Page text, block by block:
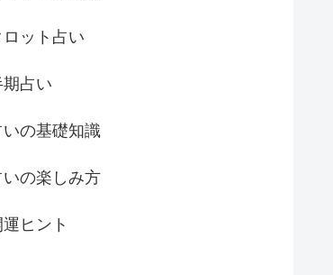
ロット占い
期占い
いの基礎知識
いの楽しみ方
運ヒント